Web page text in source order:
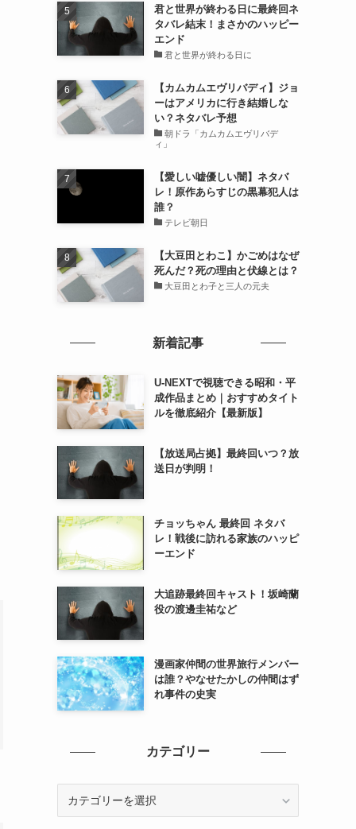
君と世界が終わる日に最終回ネ
タバレ結末！まさかのハッピー
エンド
君と世界が終わる日に
【カムカムエヴリバディ】ジョ
ーはアメリカに行き結婚しな
い？ネタバレ予想
朝ドラ「カムカムエヴリバデ
ィ」
【愛しい嘘優しい闇】ネタバ
レ！原作あらすじの黒幕犯人は
誰？
テレビ朝日
【大豆田とわこ】かごめはなぜ
死んだ？死の理由と伏線とは？
大豆田とわ子と三人の元夫
新着記事
U-NEXTで視聴できる昭和・平
成作品まとめ｜おすすめタイト
ルを徹底紹介【最新版】
【放送局占拠】最終回いつ？放
送日が判明！
チョッちゃん 最終回 ネタバ
レ！戦後に訪れる家族のハッピ
ーエンド
大追跡最終回キャスト！坂崎蘭
役の渡邊圭祐など
漫画家仲間の世界旅行メンバー
は誰？やなせたかしの仲間はず
れ事件の史実
カテゴリー